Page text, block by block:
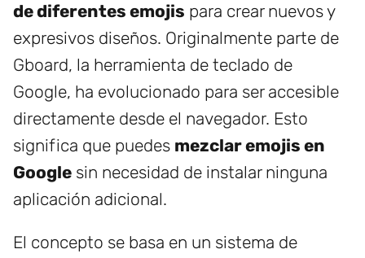
de diferentes emojis para crear nuevos y
expresivos diseños. Originalmente parte de
Gboard, la herramienta de teclado de
Google, ha evolucionado para ser accesible
directamente desde el navegador. Esto
significa que puedes mezclar emojis en
Google sin necesidad de instalar ninguna
aplicación adicional.
El concepto se basa en un sistema de